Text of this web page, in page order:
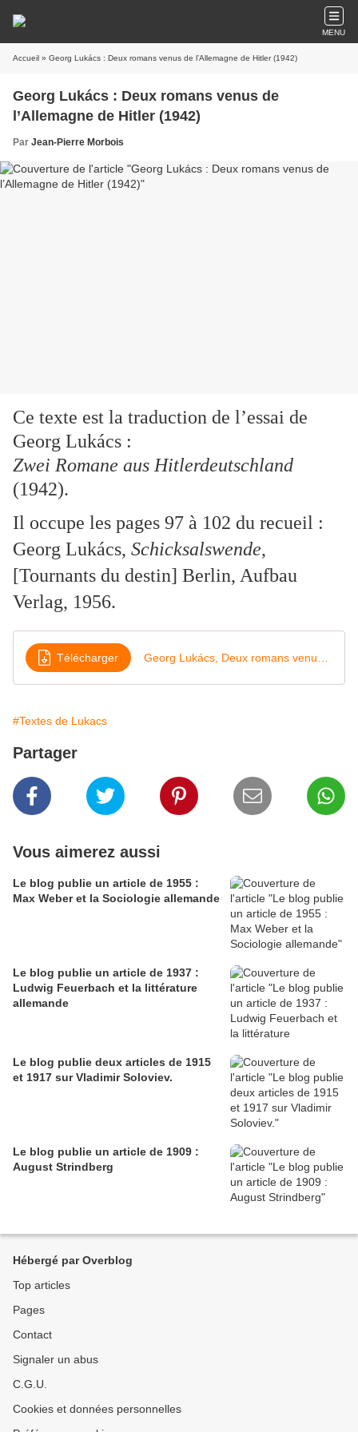
MENU
Accueil » Georg Lukács : Deux romans venus de l’Allemagne de Hitler (1942)
Georg Lukács : Deux romans venus de
l’Allemagne de Hitler (1942)
Par Jean-Pierre Morbois
Ce texte est la traduction de l’essai de
Georg Lukács :
Zwei Romane aus Hitlerdeutschland
(1942).
Il occupe les pages 97 à 102 du recueil :
Georg Lukács, Schicksalswende,
[Tournants du destin] Berlin, Aufbau
Verlag, 1956.
Télécharger
#Textes de Lukacs
Partager
Vous aimerez aussi
Le blog publie un article de 1955 :
Max Weber et la Sociologie allemande
Le blog publie un article de 1937 :
Ludwig Feuerbach et la littérature
allemande
Le blog publie deux articles de 1915
et 1917 sur Vladimir Soloviev.
Le blog publie un article de 1909 :
August Strindberg
Hébergé par Overblog
Top articles
Pages
Contact
Signaler un abus
C.G.U.
Cookies et données personnelles